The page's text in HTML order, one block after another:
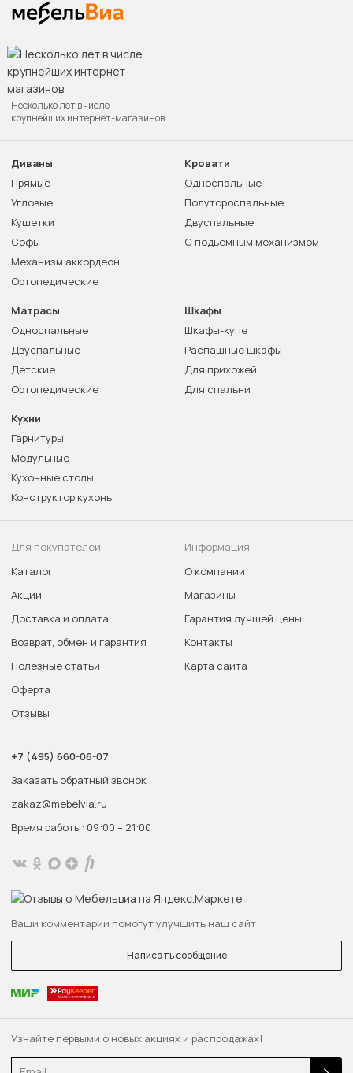
Узнайте первыми о новых акциях и распродажах!
Несколько лет в числе
крупнейших интернет-магазинов
Диваны
Прямые
Угловые
Кушетки
Софы
Механизм аккордеон
Ортопедические
Кровати
Односпальные
Полутороспальные
Двуспальные
С подъемным механизмом
Матрасы
Односпальные
Двуспальные
Детские
Ортопедические
Шкафы
Шкафы-купе
Распашные шкафы
Для прихожей
Для спальни
Кухни
Гарнитуры
Модульные
Кухонные столы
Конструктор кухонь
Для покупателей
Каталог
Акции
Доставка и оплата
Возврат, обмен и гарантия
Полезные статьи
Оферта
Отзывы
Информация
О компании
Магазины
Гарантия лучшей цены
Контакты
Карта сайта
+7 (495) 660-06-07
Заказать обратный звонок
zakaz@mebelvia.ru
Время работы: 09:00 – 21:00
Ваши комментарии помогут улучшить наш сайт
Написать сообщение